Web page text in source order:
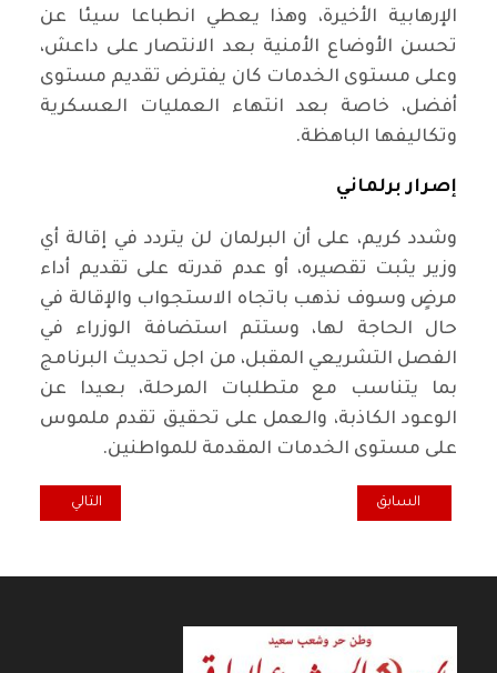
الإرهابية الأخيرة، وهذا يعطي انطباعا سيئا عن
تحسن الأوضاع الأمنية بعد الانتصار على داعش،
وعلى مستوى الخدمات كان يفترض تقديم مستوى
أفضل، خاصة بعد انتهاء العمليات العسكرية
وتكاليفها الباهظة.
إصرار برلماني
وشدد كريم، على أن البرلمان لن يتردد في إقالة أي
وزير يثبت تقصيره، أو عدم قدرته على تقديم أداء
مرضٍ وسوف نذهب باتجاه الاستجواب والإقالة في
حال الحاجة لها، وستتم استضافة الوزراء في
الفصل التشريعي المقبل، من اجل تحديث البرنامج
بما يتناسب مع متطلبات المرحلة، بعيدا عن
الوعود الكاذبة، والعمل على تحقيق تقدم ملموس
على مستوى الخدمات المقدمة للمواطنين.
المقال السابق: رئيس الجمهورية يعزي بوفاة الفقيد ابراهيم الخياط
السابق المقال التالي:
التالي